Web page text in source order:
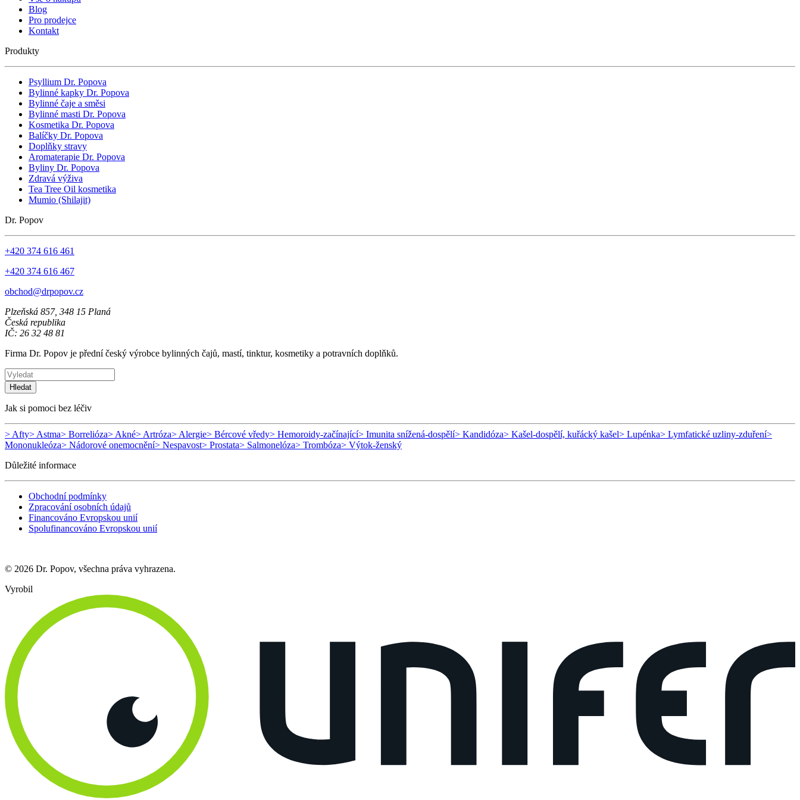
Blog
Pro prodejce
Kontakt
Produkty
Psyllium Dr. Popova
Bylinné kapky Dr. Popova
Bylinné čaje a směsi
Bylinné masti Dr. Popova
Kosmetika Dr. Popova
Balíčky Dr. Popova
Doplňky stravy
Aromaterapie Dr. Popova
Byliny Dr. Popova
Zdravá výživa
Tea Tree Oil kosmetika
Mumio (Shilajit)
Dr. Popov
+420 374 616 461
+420 374 616 467
obchod@drpopov.cz
Plzeňská 857, 348 15 Planá
Česká republika
IČ: 26 32 48 81
Firma Dr. Popov je přední český výrobce bylinných čajů, mastí, tinktur, kosmetiky a potravních doplňků.
Hledat
Jak si pomoci bez léčiv
> Afty> Astma> Borrelióza> Akné> Artróza> Alergie> Bércové vředy> Hemoroidy-začínající> Imunita snížená-dospělí> Kandidóza> Kašel-dospělí, kuřácký kašel> Lupénka> Lymfatické uzliny-zduření>
Mononukleóza> Nádorové onemocnění> Nespavost> Prostata> Salmonelóza> Trombóza> Výtok-ženský
Důležité informace
Obchodní podmínky
Zpracování osobních údajů
Financováno Evropskou unií
Spolufinancováno Evropskou unií
© 2026 Dr. Popov, všechna práva vyhrazena.
Vyrobil